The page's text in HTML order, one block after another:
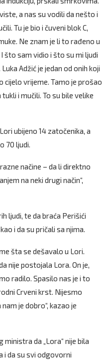
a nas su vodili da nešto i
Tu je bio i čuveni blok C,
Ne znam je li to rađeno u
što sam vidio i što su mi ljudi
Adžić je jedan od onih koji
cijelo vrijeme. Tamo je prošao
i mučili. To su bile velike
ubijeno 14 zatočenika, a
70 ljudi.
načine – da li direktno
na neki drugi način“,
ljudi, te da braća Perišići
i da su pričali sa njima.
šta se dešavalo u Lori.
nije postojala Lora. On je,
radilo. Spasilo nas je i to
Crveni krst. Nijesmo
je dobro“, kazao je
da „Lora“ nije bila
i da su svi odgovorni